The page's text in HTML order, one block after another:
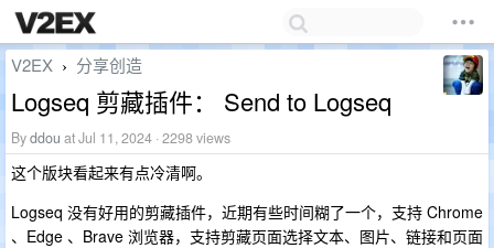
V2EX › 分享创造
Logseq 剪藏插件： Send to Logseq
Byddou at Jul 11, 2024 · 2298 views
这个版块看起来有点冷清啊。
Logseq 没有好用的剪藏插件，近期有些时间糊了一个，支持 Chrome
、Edge 、Brave 浏览器，支持剪藏页面选择文本、图片、链接和页面